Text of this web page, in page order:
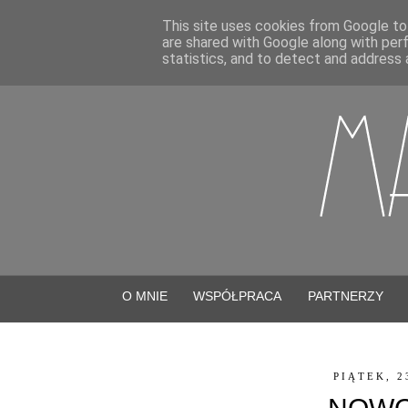
O MNIE WSPÓŁPRACA PARTNERZY
PIĄTEK,
This site uses cookies from Google
are shared with Google along with
statistics, and to detect and address